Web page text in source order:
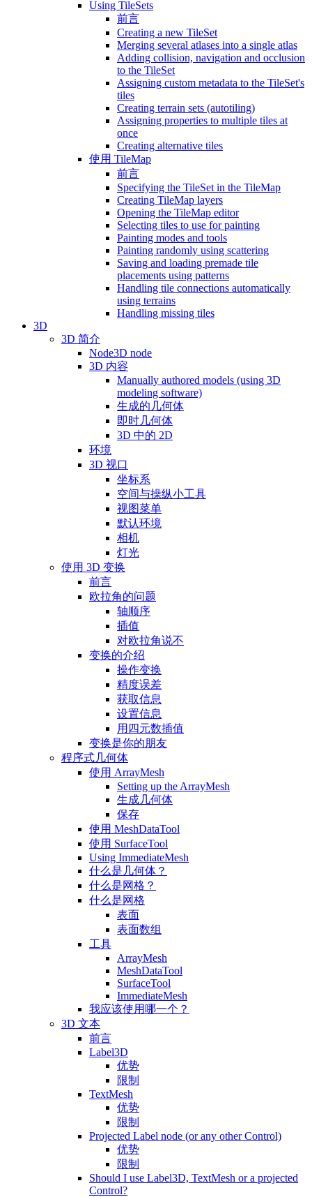
Using TileSets
前言
Creating a new TileSet
Merging several atlases into a single atlas
Adding collision, navigation and occlusion
to the TileSet
Assigning custom metadata to the TileSet's
tiles
Creating terrain sets (autotiling)
Assigning properties to multiple tiles at
once
Creating alternative tiles
使用 TileMap
前言
Specifying the TileSet in the TileMap
Creating TileMap layers
Opening the TileMap editor
Selecting tiles to use for painting
Painting modes and tools
Painting randomly using scattering
Saving and loading premade tile
placements using patterns
Handling tile connections automatically
using terrains
Handling missing tiles
3D
3D 简介
Node3D node
3D 内容
Manually authored models (using 3D
modeling software)
生成的几何体
即时几何体
3D 中的 2D
环境
3D 视口
坐标系
空间与操纵小工具
视图菜单
默认环境
相机
灯光
使用 3D 变换
前言
欧拉角的问题
轴顺序
插值
对欧拉角说不
变换的介绍
操作变换
精度误差
获取信息
设置信息
用四元数插值
变换是你的朋友
程序式几何体
使用 ArrayMesh
Setting up the ArrayMesh
生成几何体
保存
使用 MeshDataTool
使用 SurfaceTool
Using ImmediateMesh
什么是几何体？
什么是网格？
什么是网格
表面
表面数组
工具
ArrayMesh
MeshDataTool
SurfaceTool
ImmediateMesh
我应该使用哪一个？
3D 文本
前言
Label3D
优势
限制
TextMesh
优势
限制
Projected Label node (or any other Control)
优势
限制
Should I use Label3D, TextMesh or a projected
Control?